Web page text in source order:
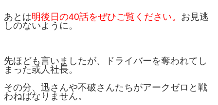
あとは明後日の40話をぜひご覧ください。 お見逃
しのないように。
先ほども言いましたが、ドライバーを奪われてし
まった或人社長。
その分、迅さんや不破さんたちがアークゼロと戦
わねばなりません。